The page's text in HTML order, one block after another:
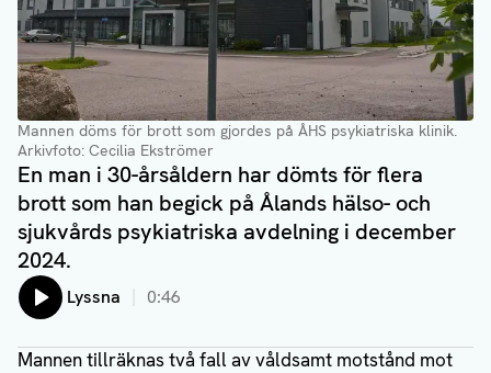
Mannen döms för brott som gjordes på ÅHS psykiatriska klinik.
Arkivfoto: Cecilia Ekströmer
En man i 30-årsåldern har dömts för flera
brott som han begick på Ålands hälso- och
sjukvårds psykiatriska avdelning i december
2024.
Lyssna 0:46
Mannen tillräknas två fall av våldsamt motstånd mot